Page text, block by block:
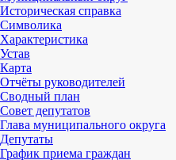
Историческая справка
Символика
Характеристика
Устав
Карта
Отчёты руководителей
Сводный план
Совет депутатов
Глава муниципального округа
Депутаты
График приема граждан